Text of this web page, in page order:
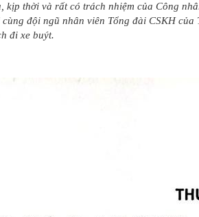
kịp thời và rất có trách nhiệm của Công
đội ngũ nhân viên Tổng đài CSKH
đi xe buýt.